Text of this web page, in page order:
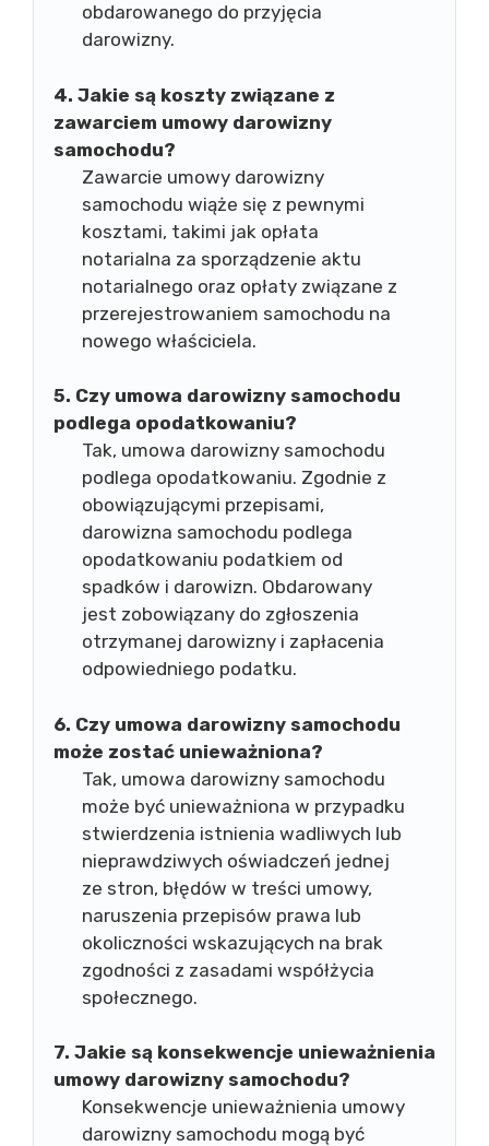
obdarowanego do przyjęcia
darowizny.
4. Jakie są koszty związane z
zawarciem umowy darowizny
samochodu?
Zawarcie umowy darowizny
samochodu wiąże się z pewnymi
kosztami, takimi jak opłata
notarialna za sporządzenie aktu
notarialnego oraz opłaty związane z
przerejestrowaniem samochodu na
nowego właściciela.
5. Czy umowa darowizny samochodu
podlega opodatkowaniu?
Tak, umowa darowizny samochodu
podlega opodatkowaniu. Zgodnie z
obowiązującymi przepisami,
darowizna samochodu podlega
opodatkowaniu podatkiem od
spadków i darowizn. Obdarowany
jest zobowiązany do zgłoszenia
otrzymanej darowizny i zapłacenia
odpowiedniego podatku.
6. Czy umowa darowizny samochodu
może zostać unieważniona?
Tak, umowa darowizny samochodu
może być unieważniona w przypadku
stwierdzenia istnienia wadliwych lub
nieprawdziwych oświadczeń jednej
ze stron, błędów w treści umowy,
naruszenia przepisów prawa lub
okoliczności wskazujących na brak
zgodności z zasadami współżycia
społecznego.
7. Jakie są konsekwencje unieważnienia
umowy darowizny samochodu?
Konsekwencje unieważnienia umowy
darowizny samochodu mogą być